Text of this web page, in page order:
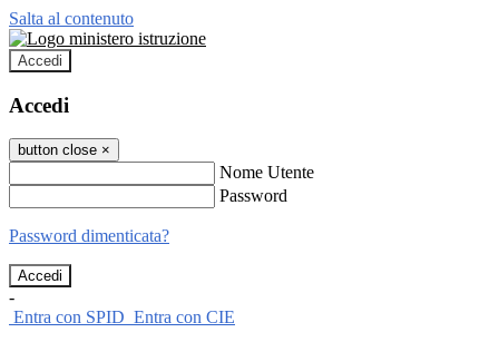
Salta al contenuto
Accedi
Accedi
button close ×
Nome Utente
Password
Password dimenticata?
-
Entra con SPID Entra con CIE